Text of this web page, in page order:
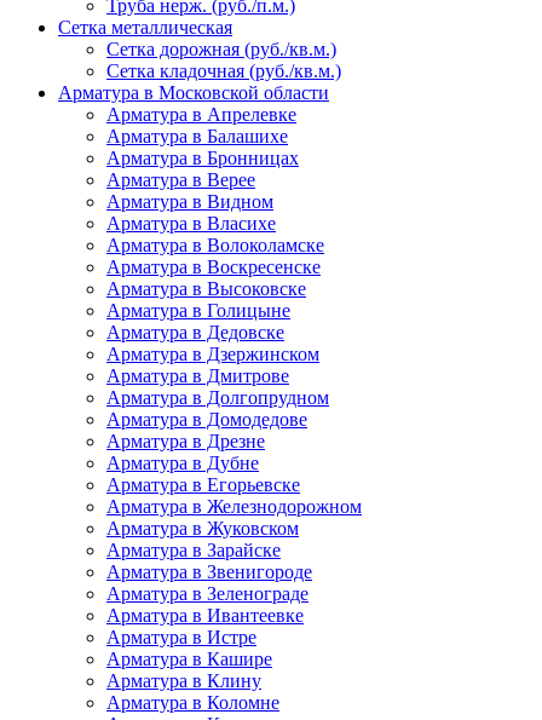
Труба нерж. (руб./п.м.)
Сетка металлическая
Сетка дорожная (руб./кв.м.)
Сетка кладочная (руб./кв.м.)
Арматура в Московской области
Арматура в Апрелевке
Арматура в Балашихе
Арматура в Бронницах
Арматура в Верее
Арматура в Видном
Арматура в Власихе
Арматура в Волоколамске
Арматура в Воскресенске
Арматура в Высоковске
Арматура в Голицыне
Арматура в Дедовске
Арматура в Дзержинском
Арматура в Дмитрове
Арматура в Долгопрудном
Арматура в Домодедове
Арматура в Дрезне
Арматура в Дубне
Арматура в Егорьевске
Арматура в Железнодорожном
Арматура в Жуковском
Арматура в Зарайске
Арматура в Звенигороде
Арматура в Зеленограде
Арматура в Ивантеевке
Арматура в Истре
Арматура в Кашире
Арматура в Клину
Арматура в Коломне